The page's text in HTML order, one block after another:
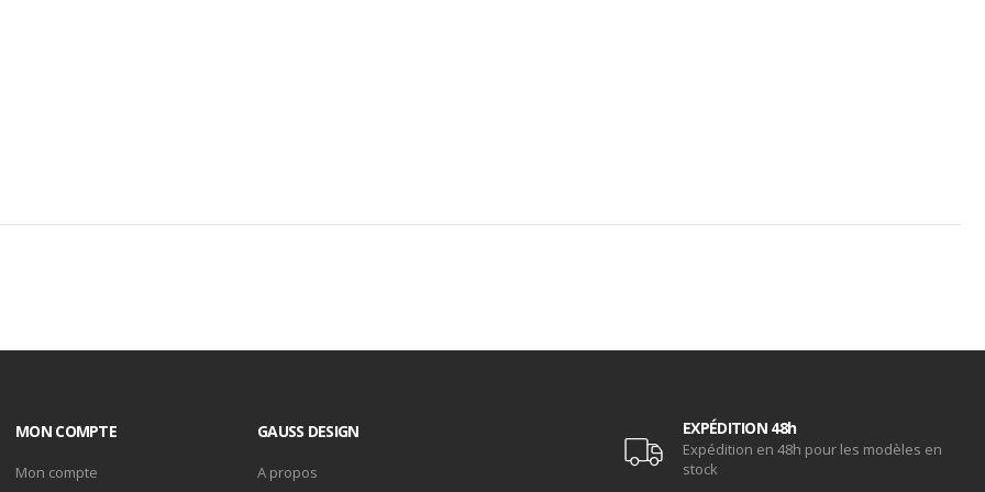
MON COMPTE
Mon compte
GAUSS DESIGN
A propos
EXPÉDITION 48h
Expédition en 48h pour les modèles en
stock